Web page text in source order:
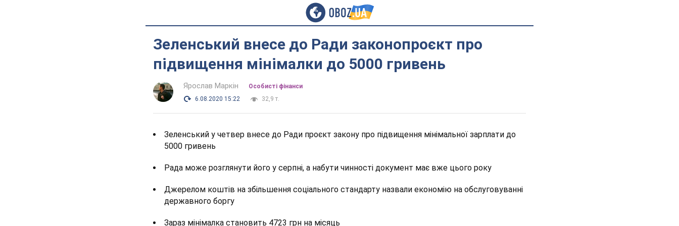
Зеленський внесе до Ради законопроєкт про
підвищення мінімалки до 5000 гривень
Ярослав Маркін
Особисті фінанси
6.08.2020 15:22
32,9 т.
Зеленський у четвер внесе до Ради проєкт закону про підвищення мінімальної зарплати до
5000 гривень
Рада може розглянути його у серпні, а набути чинності документ має вже цього року
Джерелом коштів на збільшення соціального стандарту назвали економію на обслуговуванні
державного боргу
Зараз мінімалка становить 4723 грн на місяць